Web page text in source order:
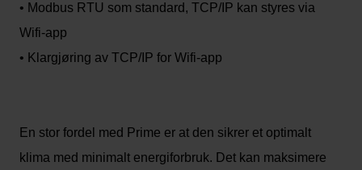
• Modbus RTU som standard, TCP/IP kan styres via
Wifi-app
• Klargjøring av TCP/IP for Wifi-app
En stor fordel med Prime er at den sikrer et optimalt
klima med minimalt energiforbruk. Det kan maksimere